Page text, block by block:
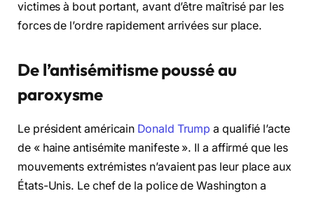
victimes à bout portant, avant d’être maîtrisé par les
forces de l’ordre rapidement arrivées sur place.
De l’antisémitisme poussé au
paroxysme
Le président américain Donald Trump a qualifié l’acte
de « haine antisémite manifeste ». Il a affirmé que les
mouvements extrémistes n’avaient pas leur place aux
États-Unis. Le chef de la police de Washington a